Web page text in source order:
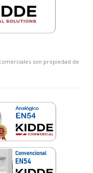
son propiedad de